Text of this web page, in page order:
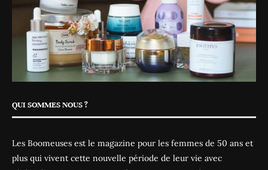
QUI SOMMES NOUS ?
Les Boomeuses est le magazine pour les femmes de 50 ans et
plus qui vivent cette nouvelle période de leur vie avec